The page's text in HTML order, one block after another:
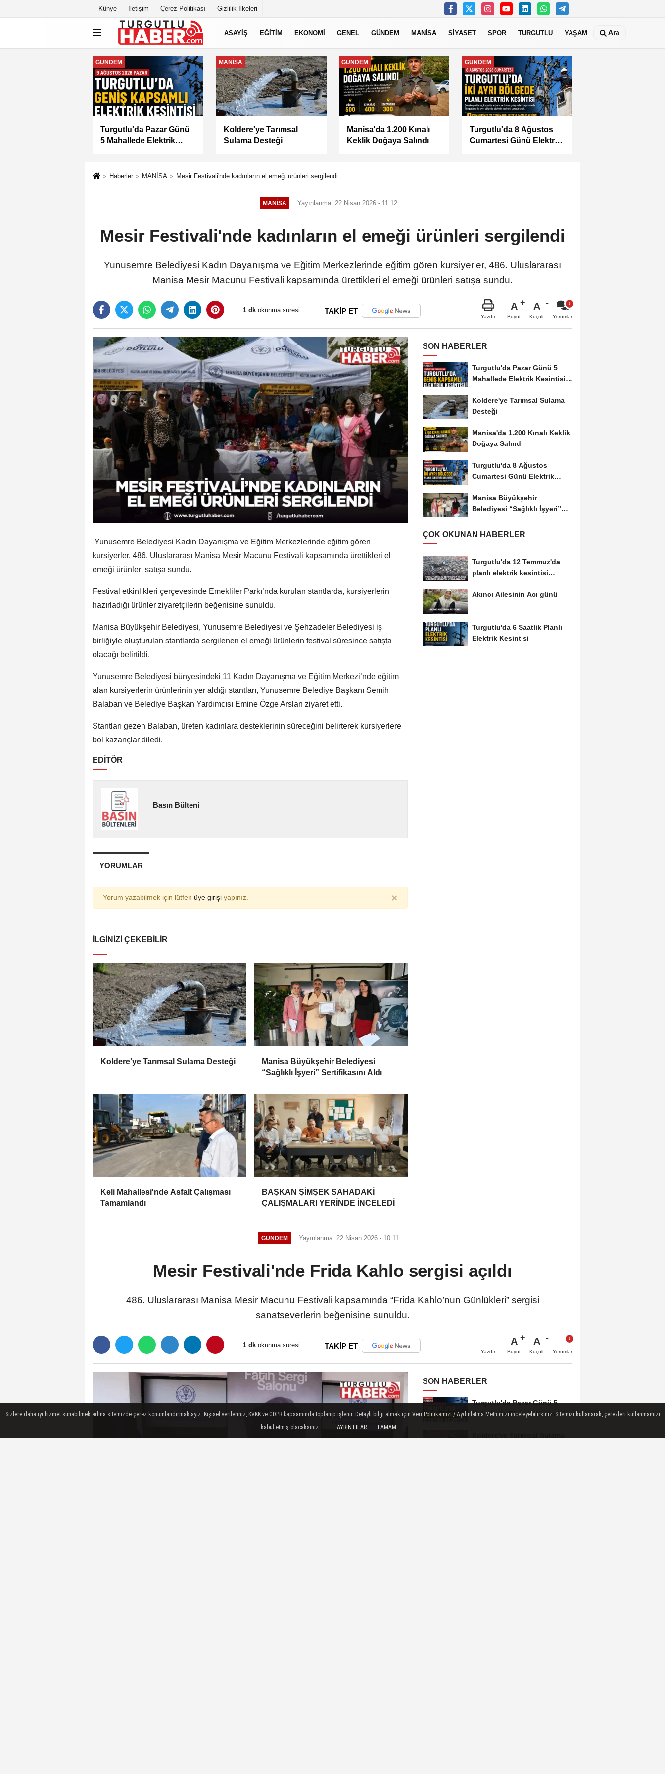
Künye İletişim Çerez Politikası Gizlilik İlkeleri
ASAYİŞ EĞİTİM EKONOMİ GENEL GÜNDEM MANİSA SİYASET SPOR TURGUTLU YAŞAM Ara
MANİSA
Manisa Büyükşehir
Belediyesi “Sağlıklı
MANİSA
Keli Mahallesi'nde Asfalt
Çalışması Tamamlandı
MANİSA
BAŞKAN ŞİMŞEK
SAHADAKİ
MANİSA
KÜÇÜK SANAYİ
SİTESİ'NİN SORUNLARI
Haberler MANİSA Mesir Festivali'nde kadınların el emeği ürünleri sergilendi
MANİSA Yayınlanma: 22 Nisan 2026 - 11:12
Mesir Festivali'nde kadınların el emeği ürünleri sergilendi
Yunusemre Belediyesi Kadın Dayanışma ve Eğitim Merkezlerinde eğitim gören kursiyerler, 486. Uluslararası
Manisa Mesir Macunu Festivali kapsamında ürettikleri el emeği ürünleri satışa sundu.
1 dk okunma süresi TAKİP ET
Yazdır
A
Büyüt
A
Küçült Yorumlar
Yunusemre Belediyesi Kadın Dayanışma ve Eğitim Merkezlerinde eğitim gören
kursiyerler, 486. Uluslararası Manisa Mesir Macunu Festivali kapsamında ürettikleri el
emeği ürünleri satışa sundu.
Festival etkinlikleri çerçevesinde Emekliler Parkı’nda kurulan stantlarda, kursiyerlerin
hazırladığı ürünler ziyaretçilerin beğenisine sunuldu.
Manisa Büyükşehir Belediyesi, Yunusemre Belediyesi ve Şehzadeler Belediyesi iş
birliğiyle oluşturulan stantlarda sergilenen el emeği ürünlerin festival süresince satışta
olacağı belirtildi.
Yunusemre Belediyesi bünyesindeki 11 Kadın Dayanışma ve Eğitim Merkezi’nde eğitim
alan kursiyerlerin ürünlerinin yer aldığı stantları, Yunusemre Belediye Başkanı Semih
Balaban ve Belediye Başkan Yardımcısı Emine Özge Arslan ziyaret etti.
Stantları gezen Balaban, üreten kadınlara desteklerinin süreceğini belirterek kursiyerlere
bol kazançlar diledi.
EDİTÖR
Basın Bülteni
YORUMLAR
Yorum yazabilmek için lütfen üye girişi yapınız. ×
İLGINIZI ÇEKEBILIR
Koldere'ye Tarımsal Sulama Desteği
Manisa Büyükşehir Belediyesi
“Sağlıklı İşyeri” Sertifikasını Aldı
Keli Mahallesi'nde Asfalt Çalışması
Tamamlandı
BAŞKAN ŞİMŞEK SAHADAKİ
ÇALIŞMALARI YERİNDE İNCELEDİ
SON HABERLER
Turgutlu'da Pazar Günü 5
Mahallede Elektrik Kesintisi
Koldere'ye Tarımsal Sulama
Desteği
Manisa'da 1.200 Kınalı Keklik
Doğaya Salındı
Turgutlu'da 8 Ağustos
Cumartesi Günü Elektrik
Manisa Büyükşehir
Belediyesi “Sağlıklı İşyeri”
ÇOK OKUNAN HABERLER
Turgutlu'da 12 Temmuz'da
planlı elektrik kesintisi
Akıncı Ailesinin Acı günü
Turgutlu'da 6 Saatlik Planlı
Elektrik Kesintisi
GÜNDEM Yayınlanma: 22 Nisan 2026 - 10:11
Mesir Festivali'nde Frida Kahlo sergisi açıldı
486. Uluslararası Manisa Mesir Macunu Festivali kapsamında “Frida Kahlo’nun Günlükleri” sergisi
sanatseverlerin beğenisine sunuldu.
1 dk okunma süresi TAKİP ET
Yazdır
A
Büyüt
A
Küçült Yorumlar
SON HABERLER
Turgutlu'da Pazar Günü 5
Mahallede Elektrik Kesintisi
Sizlere daha iyi hizmet sunabilmek adına sitemizde çerez konumlandırmaktayız. Kişisel verileriniz, KVKK ve GDPR kapsamında toplanıp işlenir. Detaylı bilgi almak için Veri Politikamızı / Aydınlatma Metnimizi inceleyebilirsiniz. Sitemizi kullanarak, çerezleri kullanmamızı
kabul etmiş olacaksınız.
AYRINTILAR TAMAM